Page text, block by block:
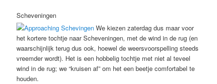
Scheveningen
We kiezen zaterdag dus maar voor
het kortere tochtje naar Scheveningen, met de wind in de rug (en
waarschijnlijk terug dus ook, hoewel de weersvoorspelling steeds
vreemder wordt). Het is een hobbelig tochtje met niet al teveel
wind in de rug; we “kruisen af” om het een beetje comfortabel te
houden.